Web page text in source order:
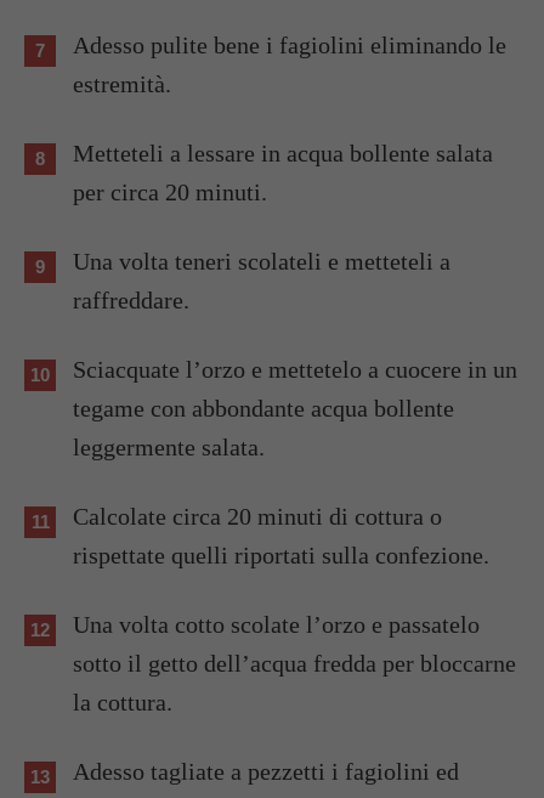
Adesso pulite bene i fagiolini eliminando le
estremità.
Metteteli a lessare in acqua bollente salata
per circa 20 minuti.
Una volta teneri scolateli e metteteli a
raffreddare.
Sciacquate l’orzo e mettetelo a cuocere in un
tegame con abbondante acqua bollente
leggermente salata.
Calcolate circa 20 minuti di cottura o
rispettate quelli riportati sulla confezione.
Una volta cotto scolate l’orzo e passatelo
sotto il getto dell’acqua fredda per bloccarne
la cottura.
Adesso tagliate a pezzetti i fagiolini ed